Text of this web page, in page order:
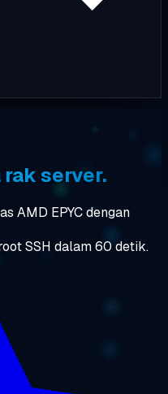
rak server.
AMD EPYC dengan
SSH dalam 60 detik.